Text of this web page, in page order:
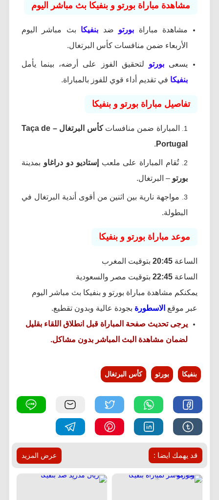
مشاهدة مباراة بورتو و بنفيكا بث مباشر اليوم
مشاهدة مباراة بورتو ضد بنفيكا بث مباشر اليوم
الأربعاء ضمن منافسات كأس البرتغال.
يسعىبورتو لتحقيق الفوز على أرضه، بينما يأمل
بنفيكا في تقديم أداء قوي للفوز بالمباراة.
تفاصيل مباراة بورتو و بنفيكا
المباراة ضمن منافسات
كأس البرتغال – Taça de
Portugal
.
تُقام المباراة على ملعب إستاديو دو دراغاو بمدينة
بورتو – البرتغال.
مواجهة نارية بين اثنين من أقوى أندية البرتغال في
البطولة.
موعد مباراة بورتو و بنفيكا
الساعة 20:45بتوقيت المغرب
الساعة 22:45بتوقيت مصر والسعودية
يمكنكم مشاهدة مباراة بورتو و بنفيكا بث مباشر اليوم
عبر موقع الاسطورة بجودة عالية وبدون تقطيع.
يرجى تحديث صفحة المباراة قبل انطلاق اللقاء بقليل
لضمان مشاهدة البث المباشر بدون مشاكل.
بنفيكا بورتو كأس البرتغال
عرض المزيد قد يهمك ايضا :